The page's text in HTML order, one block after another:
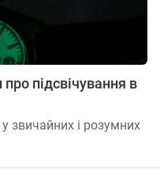
підсвічування в
звичайних і розумних